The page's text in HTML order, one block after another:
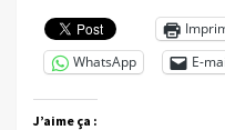
WhatsApp
E-
J’aime ça :